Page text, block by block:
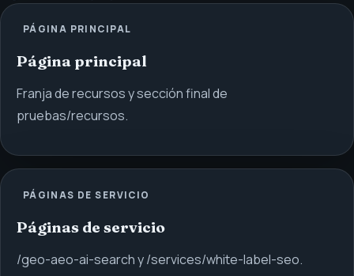
PÁGINA PRINCIPAL
Página principal
Franja de recursos y sección final de
pruebas/recursos.
PÁGINAS DE SERVICIO
Páginas de servicio
/geo-aeo-ai-search y /services/white-label-seo.